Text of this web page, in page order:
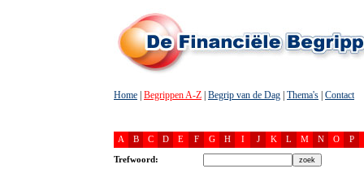
Home Begrippen A-Z Begrip van de Dag Thema's Contact
A B C D E F G H I J K L M N O P
Trefwoord: